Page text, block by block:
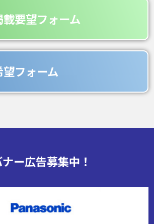
要望フォーム
望フォーム
ー広告募集中！